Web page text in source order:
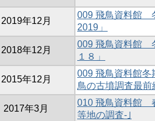
2019年12月
009 飛鳥資料館
2019」
2018年12月
009 飛鳥資料館
１８」
2015年12月
009 飛鳥資料館
鳥の古墳調査最
2017年3月
010 飛鳥資料館
等地の調査-｣